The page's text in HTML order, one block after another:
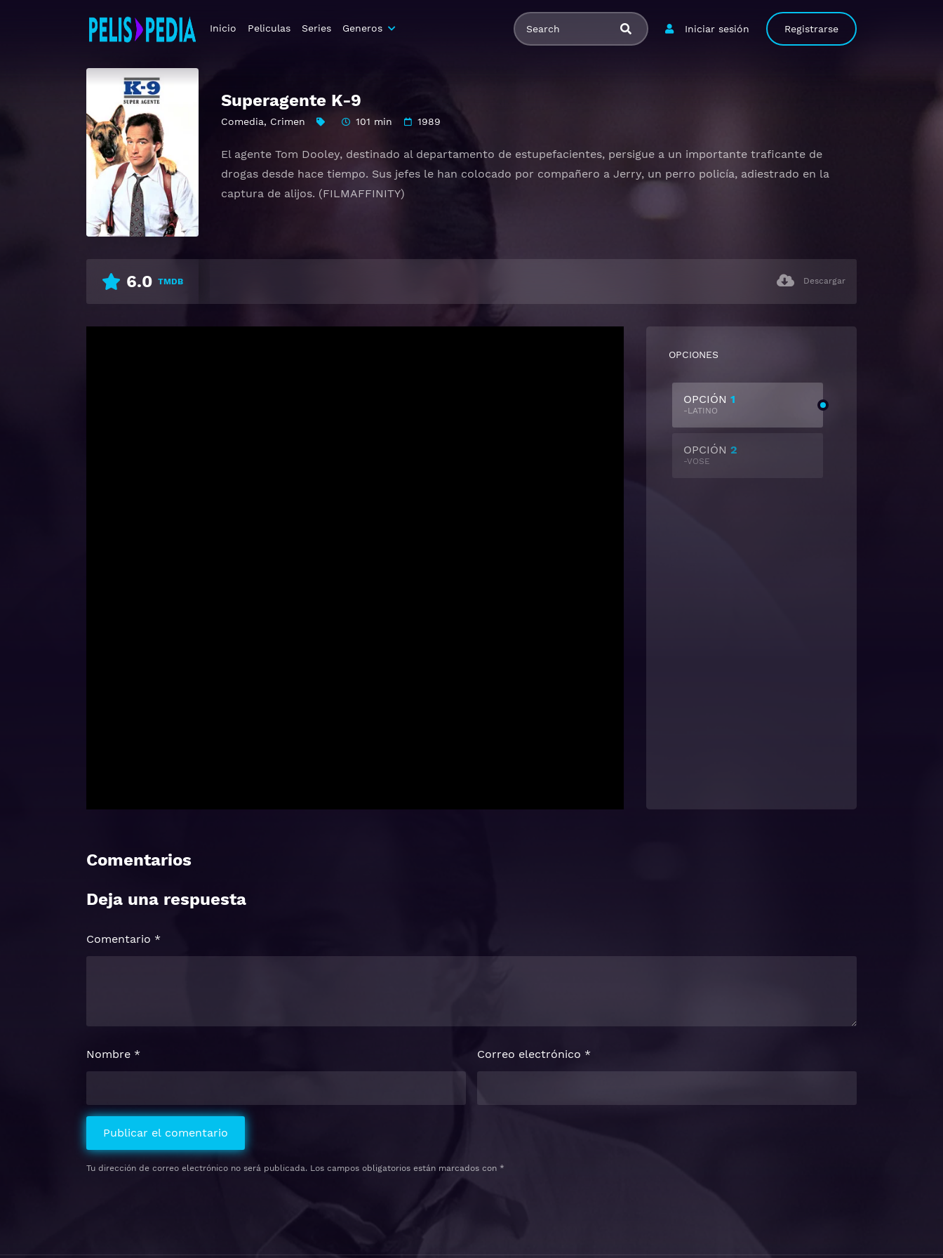
Iniciar sesión Registrarse
Inicio Peliculas Series Generos
Superagente K-9
Comedia, Crimen 101 min 1989
El agente Tom Dooley, destinado al departamento de estupefacientes, persigue a un importante traficante de
drogas desde hace tiempo. Sus jefes le han colocado por compañero a Jerry, un perro policía, adiestrado en la
captura de alijos. (FILMAFFINITY)
6.0 TMDB Descargar
OPCIONES
OPCIÓN 1
-LATINO
OPCIÓN 2
-VOSE
Comentarios
Deja una respuesta
Tu dirección de correo electrónico no será publicada. Los campos obligatorios están marcados con *
Comentario *
Nombre * Correo electrónico *